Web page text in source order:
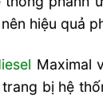
kỹ thuật xe
phẩm
mua sản phẩm
hiệu quả
Maximal
bị hệ